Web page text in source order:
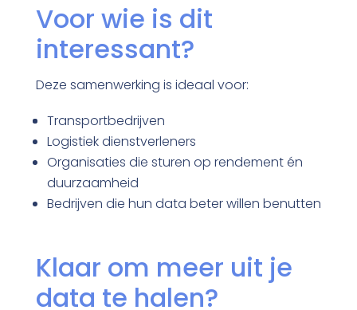
Voor wie is dit
interessant?
Deze samenwerking is ideaal voor:
Transportbedrijven
Logistiek dienstverleners
Organisaties die sturen op rendement én
duurzaamheid
Bedrijven die hun data beter willen benutten
Klaar om meer uit je
data te halen?